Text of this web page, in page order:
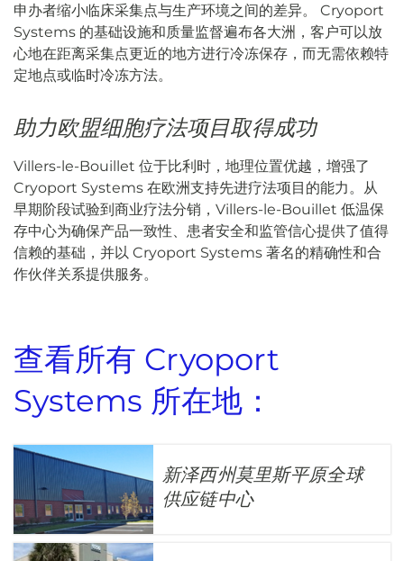
申办者缩小临床采集点与生产环境之间的差异。 Cryoport
Systems 的基础设施和质量监督遍布各大洲，客户可以放
心地在距离采集点更近的地方进行冷冻保存，而无需依赖特
定地点或临时冷冻方法。
助力欧盟细胞疗法项目取得成功
Villers-le-Bouillet 位于比利时，地理位置优越，增强了
Cryoport Systems 在欧洲支持先进疗法项目的能力。从
早期阶段试验到商业疗法分销，Villers-le-Bouillet 低温保
存中心为确保产品一致性、患者安全和监管信心提供了值得
信赖的基础，并以 Cryoport Systems 著名的精确性和合
作伙伴关系提供服务。
查看所有 Cryoport
Systems 所在地：
新泽西州莫里斯平原全球
供应链中心